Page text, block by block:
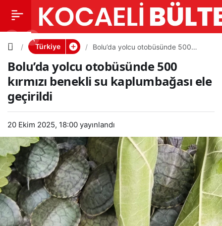
Türkiye
Bolu’da yolcu otobüsünde 500
geçirildi
Bolu’da yolcu otobüsünde 500
kırmızı benekli su kaplumbağası ele
geçirildi
20 Ekim 2025, 18:00 yayınlandı
Bolu’da
yolcu
otobüsün
de 500
kırmızı
benekli
su
kaplumba
PAYLAŞ